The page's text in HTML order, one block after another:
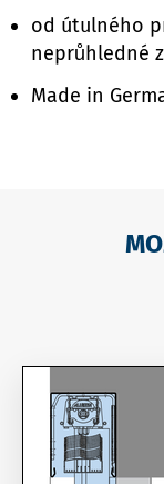
od útulného
neprůhledné
Made in